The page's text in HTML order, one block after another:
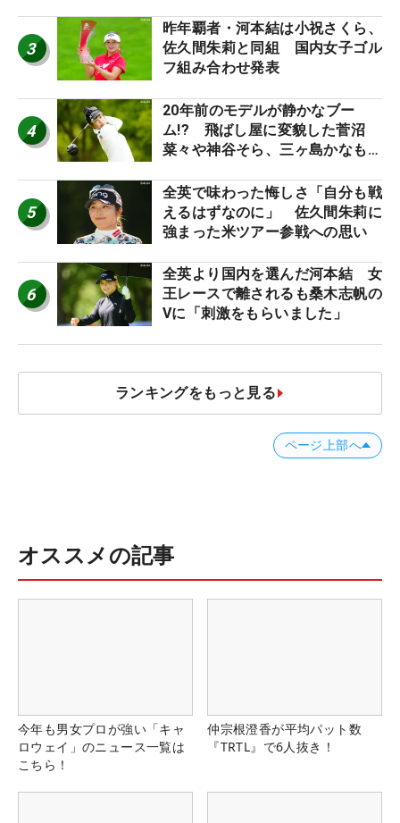
3
昨年覇者・河本結は小祝さくら、
佐久間朱莉と同組 国内女子ゴル
フ組み合わせ発表
4
20年前のモデルが静かなブー
ム!? 飛ばし屋に変貌した菅沼
菜々や神谷そら、三ヶ島かなも使
ロたちの“飛ばしギア”】
5
全英で味わった悔しさ「自分も戦
えるはずなのに」 佐久間朱莉に
強まった米ツアー参戦への思い
6
全英より国内を選んだ河本結 女
王レースで離されるも桑木志帆の
Vに「刺激をもらいました」
ランキングをもっと見る
ページ上部へ
オススメの記事
今年も男女プロが強い「キャ
ロウェイ」のニュース一覧は
こちら！
仲宗根澄香が平均パット数
『TRTL』で6人抜き！